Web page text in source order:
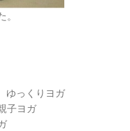
ゆっくりヨガ
子ヨガ